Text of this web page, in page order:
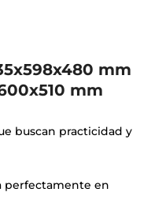
mm
mm
buscan practicidad y
perfectamente en